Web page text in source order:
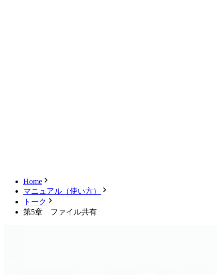
Home
マニュアル（使い方）
トーク
第5章 ファイル共有